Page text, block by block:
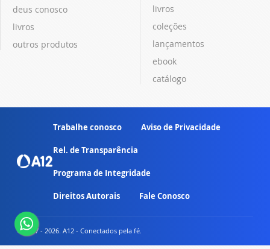
deus conosco
livros
outros produtos
livros
coleções
lançamentos
ebook
catálogo
Trabalhe conosco Aviso de Privacidade
Rel. de Transparência
Programa de Integridade
Direitos Autorais Fale Conosco
© 2007 - 2026. A12 - Conectados pela fé.